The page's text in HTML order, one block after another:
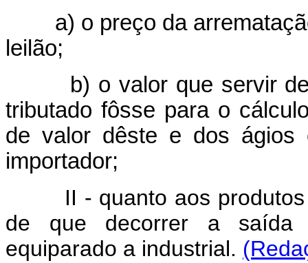
a) o preço da
leilão;
b) o valor que servir de
tributado fôsse para o
de valor dêste e dos ágios
importador;
II - quanto aos produtos
de que decorrer a saída
equiparado a industrial.